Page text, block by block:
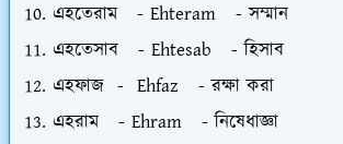
এহতেরাম - Ehteram - সম্মান
এহতেসাব - Ehtesab - হিসাব
এহফাজ - Ehfaz - রক্ষা করা
এহরাম - Ehram - নিষেধাজ্ঞা